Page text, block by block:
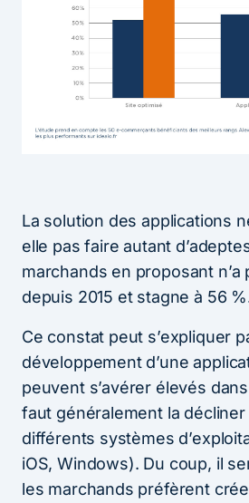
La solution des applications
elle pas faire autant
marchands en proposant n’a
depuis 2015 et stagne à 56
Ce constat peut s’expliquer
développement d’une
peuvent s’avérer élevés
faut généralement la décliner
différents systèmes
iOS, Windows). Du coup, il
les marchands préfèrent